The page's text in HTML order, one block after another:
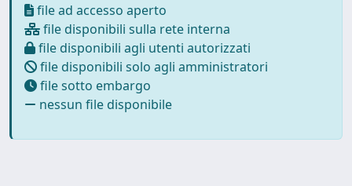
file ad accesso aperto
file disponibili sulla rete interna
file disponibili agli utenti autorizzati
file disponibili solo agli amministratori
file sotto embargo
nessun file disponibile